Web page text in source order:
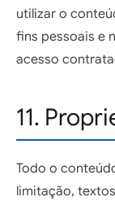
utilizar o
fins pessoais e
acesso
11.
Todo o
limitação,